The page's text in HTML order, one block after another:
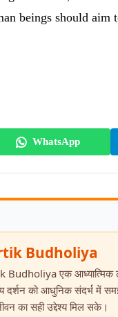
beings should aim
WhatsApp
Budholiya
Budholiya एक आध्यात्मिक
दर्शन को आधुनिक संदर्भ में
का सही उद्देश्य मिल सके।